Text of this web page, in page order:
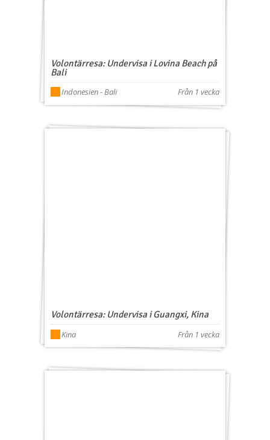
Volontärresa: Undervisa i Lovina Beach på
Bali
Indonesien - Bali Från 1 vecka
Volontärresa: Undervisa i Guangxi, Kina
Kina Från 1 vecka